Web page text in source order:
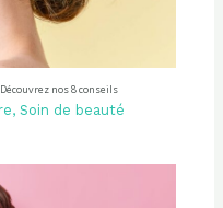
nos 8 conseils
, Soin de beauté